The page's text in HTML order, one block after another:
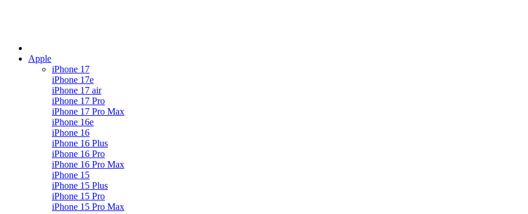
Apple
iPhone 17
iPhone 17e
iPhone 17 air
iPhone 17 Pro
iPhone 17 Pro Max
iPhone 16e
iPhone 16
iPhone 16 Plus
iPhone 16 Pro
iPhone 16 Pro Max
iPhone 15
iPhone 15 Plus
iPhone 15 Pro
iPhone 15 Pro Max